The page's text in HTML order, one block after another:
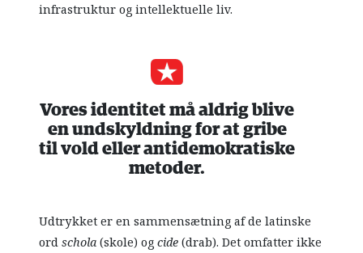
infrastruktur og intellektuelle liv.
Vores identitet må aldrig blive
en undskyldning for at gribe
til vold eller antidemokratiske
metoder.
Udtrykket er en sammensætning af de latinske
ordschola(skole) ogcide(drab). Det omfatter ikke